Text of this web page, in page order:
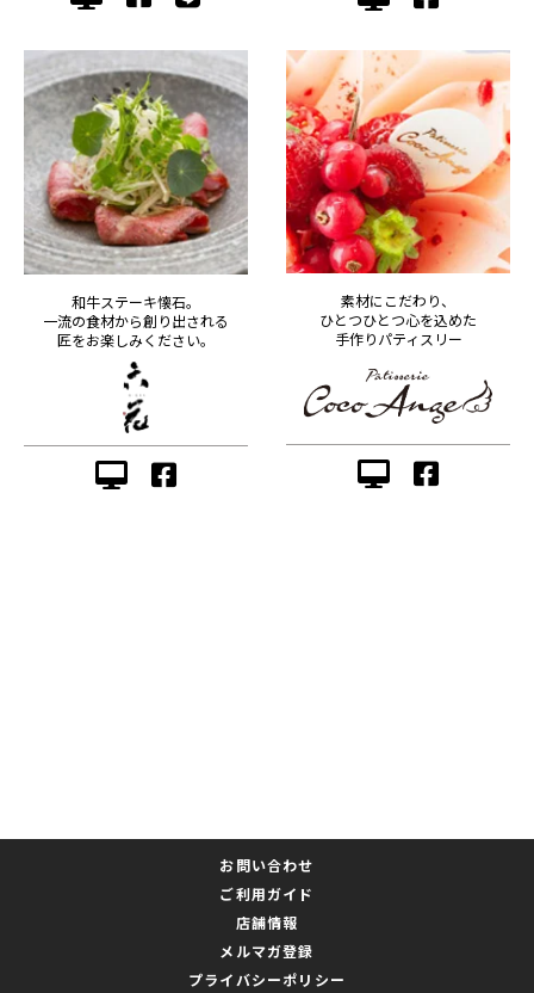
和牛ステーキ懐石。
一流の食材から創り出される
匠をお楽しみください。
素材にこだわり、
ひとつひとつ心を込めた
手作りパティスリー
お問い合わせ
ご利用ガイド
店舗情報
メルマガ登録
プライバシーポリシー